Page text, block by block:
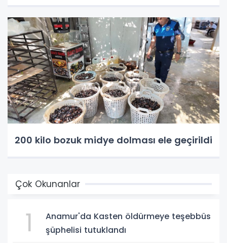
200 kilo bozuk midye dolması ele geçirildi
Çok Okunanlar
1
Anamur'da Kasten öldürmeye teşebbüs
şüphelisi tutuklandı